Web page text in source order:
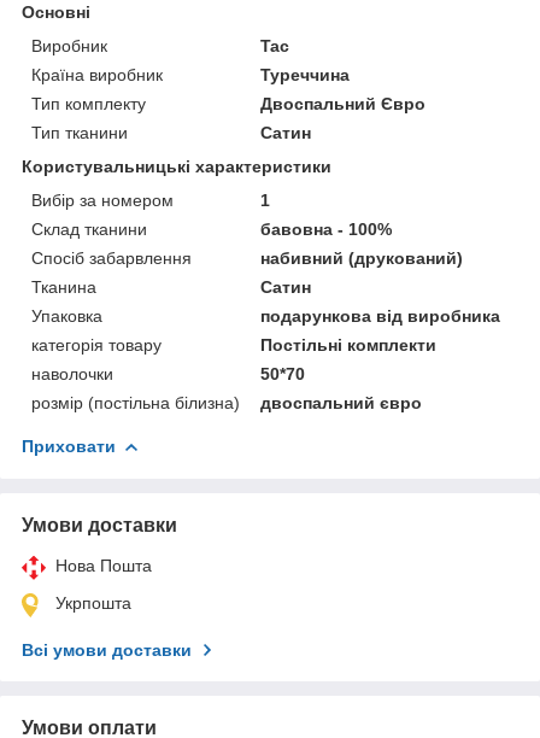
Основні
Виробник
Tac
Країна виробник
Туреччина
Тип комплекту
Двоспальний Євро
Тип тканини
Сатин
Користувальницькі характеристики
Вибір за номером
1
Склад тканини
бавовна - 100%
Спосіб забарвлення
набивний (друкований)
Тканина
Сатин
Упаковка
подарункова від виробника
категорія товару
Постільні комплекти
наволочки
50*70
розмір (постільна білизна)
двоспальний євро
Приховати
Умови доставки
Нова Пошта
Укрпошта
Всі умови доставки
Умови оплати